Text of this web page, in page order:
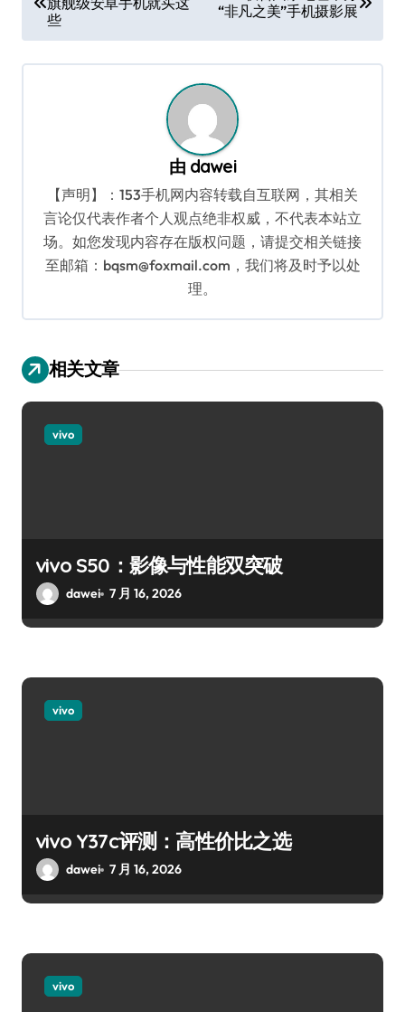
章
导
航
些
“非凡之美”手机摄影展
由 dawei
【声明】：153手机网内容转载自互联网，其相关
言论仅代表作者个人观点绝非权威，不代表本站立
场。如您发现内容存在版权问题，请提交相关链接
至邮箱：bqsm@foxmail.com，我们将及时予以处
理。
相关文章
vivo
vivo S50：影像与性能双突破
dawei 7 月 16, 2026
vivo
vivo Y37c评测：高性价比之选
dawei 7 月 16, 2026
vivo